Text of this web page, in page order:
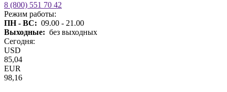
8 (800) 551 70 42
Режим работы:
ПН - ВС: 09.00 - 21.00
Выходные: без выходных
Сегодня:
USD
85,04
EUR
98,16